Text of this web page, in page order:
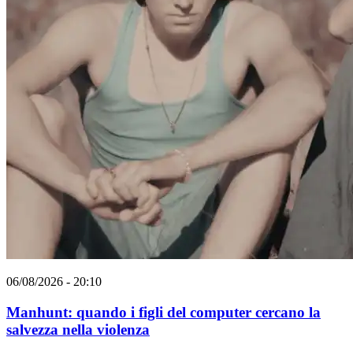
06/08/2026 - 20:10
Manhunt: quando i figli del computer cercano la
salvezza nella violenza